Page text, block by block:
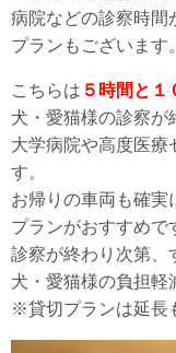
病院などの診察時間
プランもございます。
こちらは ５時間と１
犬・愛猫様の診察が
大学病院や高度医療
す。
お帰りの車両も確実
プランがおすすめで
診察が終わり次第、
犬・愛猫様の負担軽
※貸切プランは延長